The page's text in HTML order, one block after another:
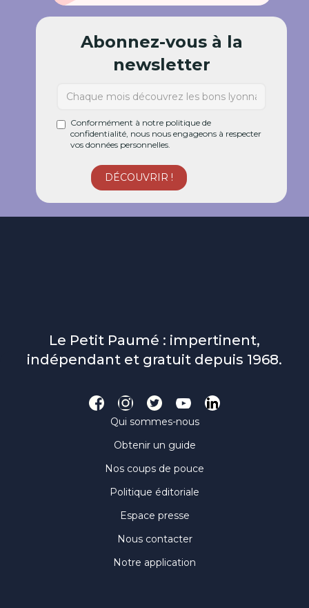
Abonnez-vous à la
newsletter
Conformément à notre politique de
confidentialité, nous nous engageons à respecter
vos données personnelles.
Le Petit Paumé : impertinent,
indépendant et gratuit depuis 1968.
Qui sommes-nous
Obtenir un guide
Nos coups de pouce
Politique éditoriale
Espace presse
Nous contacter
Notre application